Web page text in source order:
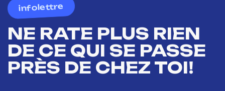
infolettre
NE RATE PLUS RIEN
DE CE QUI SE PASSE
PRÈS DE CHEZ TOI!